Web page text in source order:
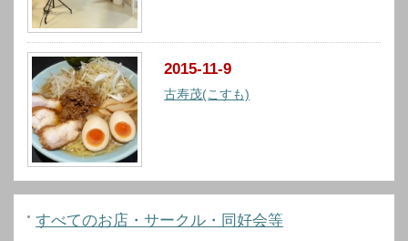
2015-11-9
古寿茂(こすも)
すべてのお店・サークル・同好会等